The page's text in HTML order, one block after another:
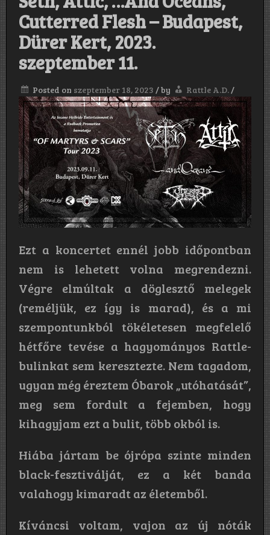
Cutterred Flesh – Budapest,
Dürer Kert, 2023.
szeptember 11.
Posted on szeptember 18, 2023 /by Rattle A.D./
Ezt a koncertet ennél jobb időpontban
nem is lehetett volna megrendezni.
Végre elmúltak a döglesztő melegek
(reméljük, ez így is marad), és a mi
szempontunkból tökéletesen megfelelő
hétfőre tevése a hagyományos Rattle-
bulinkat sem keresztezte. Nem tagadom,
ugyan még éreztem Óbarok „utóhatását”,
meg sem fordult a fejemben, hogy
kihagyjam ezt a bulit, több okból is.
Hiába jártam be ójrópa szinte minden
black-fesztiválját, ez a két banda
valahogy kimaradt az életemből.
Kíváncsi voltam, vajon az új nóták